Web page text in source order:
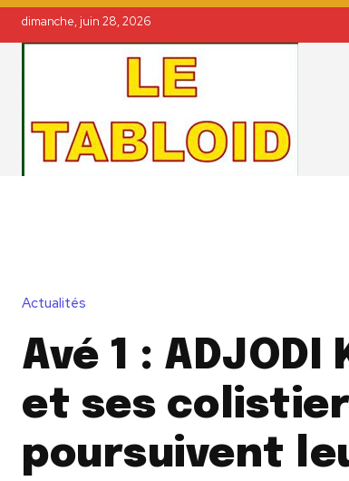
dimanche, juin 28, 2026
Actualités
Avé 1 :
et ses
poursuivent